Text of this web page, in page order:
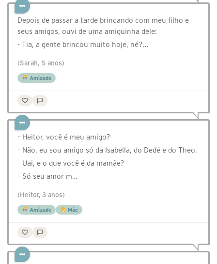
Depois de passar a tarde brincando com meu filho e
seus amigos, ouvi de uma amiguinha dele:
- Tia, a gente brincou muito hoje, né?…
(Sarah, 5 anos)
Amizade
– Heitor, você é meu amigo?
– Não, eu sou amigo só da Isabella, do Dedé e do Theo.
– Uai, e o que você é da mamãe?
– Só seu amor m…
(Heitor, 3 anos)
Amizade Mãe